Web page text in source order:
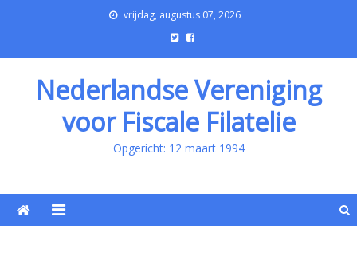
vrijdag, augustus 07, 2026
Nederlandse Vereniging
voor Fiscale Filatelie
Opgericht: 12 maart 1994